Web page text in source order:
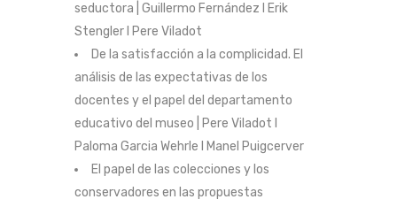
seductora | Guillermo Fernández I Erik
Stengler I Pere Viladot
De la satisfacción a la complicidad. El
análisis de las expectativas de los
docentes y el papel del departamento
educativo del museo | Pere Viladot I
Paloma Garcia Wehrle I Manel Puigcerver
El papel de las colecciones y los
conservadores en las propuestas